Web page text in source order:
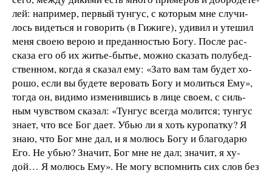
лей: на­при­мер, пер­вый тун­гус, с ко­то­рым мне слу­чи­
лось ви­деть­ся и го­во­рить (в Ги­жи­ге), уди­вил и уте­шил
ме­ня сво­ею ве­рою и пре­дан­но­­с­тью Бо­гу. По­сле рас­
ска­за его об их жи­тье-бы­тье, мож­но ска­зать по­лу­бед­
ст­вен­ном, ког­дая ска­зал ему: «За­то вам там бу­дет хо­
ро­шо, ес­ли вы бу­де­те ве­ро­вать Бо­гу и мо­лить­ся Ему»,
тог­да он, ви­ди­мо из­ме­нив­шись в ли­це сво­ем, с силь­
ным чув­ст­вом ска­зал: «Тун­гус все­гда мо­лит­ся; тун­гус
зна­ет, что все Бог да­ет. Убью ли я хоть ку­ро­пат­ку? Я
знаю, что Бог мне дал, и я мо­люсь Бо­гу и бла­го­да­рю
Его. Не убью? Зна­чит, Бог мне не дал; зна­чит, я ху­
дой… Я мо­люсь Ему». Не мо­гу вспом­нить сих слов без